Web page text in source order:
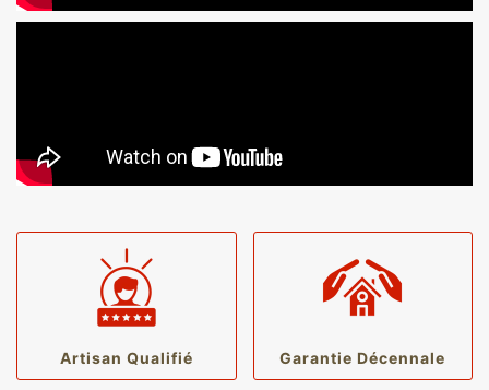
Artisan Qualifié Garantie Décennale